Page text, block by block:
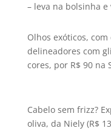
– leva na bolsinha
Olhos exóticos,
delineadores com
cores, por R$ 90 na
Cabelo sem frizz?
oliva, da Niely (R$